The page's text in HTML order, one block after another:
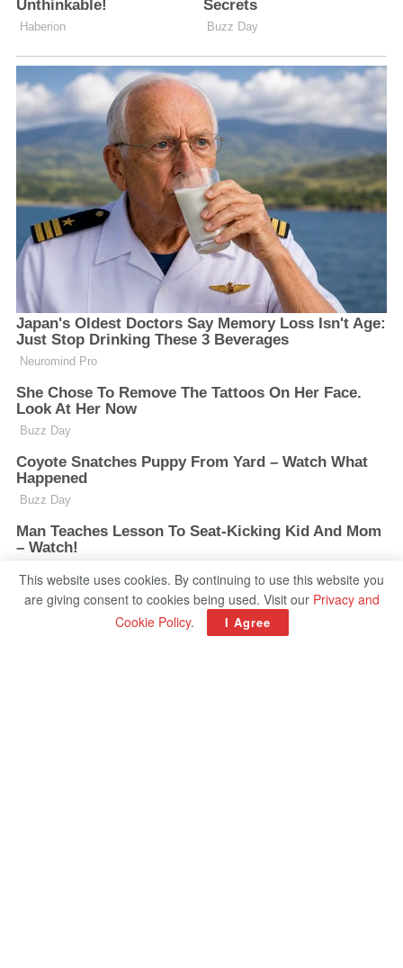
This website uses cookies. By continuing to use this website you
are giving consent to cookies being used. Visit our Privacy and
Cookie Policy. I Agree